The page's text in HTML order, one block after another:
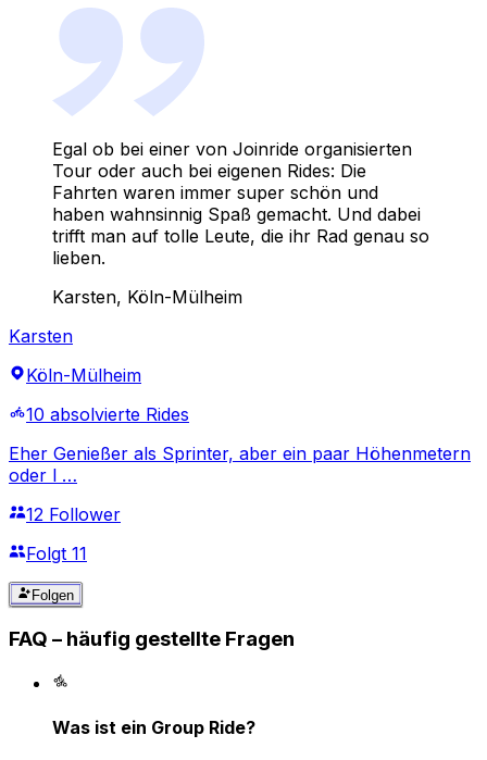
Egal ob bei einer von Joinride organisierten
Tour oder auch bei eigenen Rides: Die
Fahrten waren immer super schön und
haben wahnsinnig Spaß gemacht. Und dabei
trifft man auf tolle Leute, die ihr Rad genau so
lieben.
Karsten, Köln-Mülheim
Karsten
Köln-Mülheim
10 absolvierte Rides
Eher Genießer als Sprinter, aber ein paar Höhenmetern
oder l …
12 Follower
Folgt 11
Folgen
FAQ – häufig gestellte Fragen
Was ist ein Group Ride?